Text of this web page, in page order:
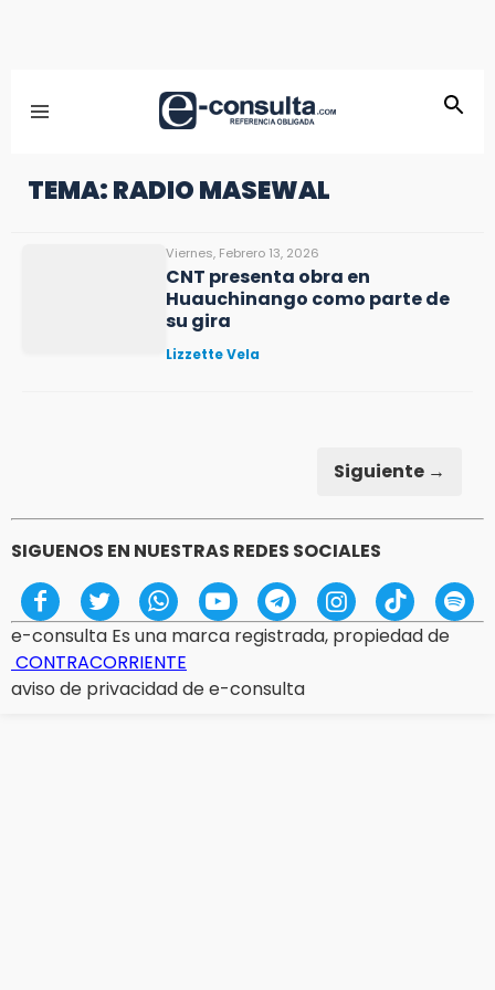
TEMA: RADIO MASEWAL
Viernes, Febrero 13, 2026
CNT presenta obra en
Huauchinango como parte de
su gira
Lizzette Vela
Siguiente →
SIGUENOS EN NUESTRAS REDES SOCIALES
e-consulta Es una marca registrada, propiedad de
CONTRACORRIENTE
aviso de privacidad de e-consulta